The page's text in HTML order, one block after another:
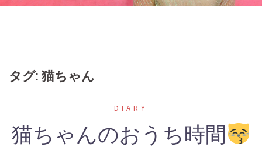
タグ: 猫ちゃん
DIARY
猫ちゃんのおうち時間